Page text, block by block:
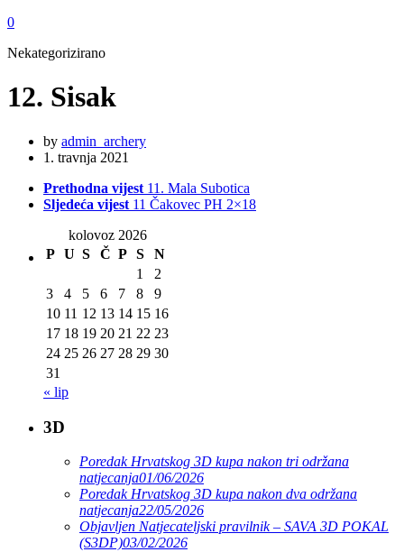
0
Nekategorizirano
12. Sisak
by admin_archery
1. travnja 2021
Prethodna vijest 11. Mala Subotica
Sljedeća vijest 11 Čakovec PH 2×18
kolovoz 2026
P U S Č P S
N
1
2
3
4 5 6 7 8
9
10 11 12 13 14 15 16
17 18 19 20 21 22 23
24 25 26 27 28 29 30
31
« lip
3D
Poredak Hrvatskog 3D kupa nakon tri održana
natjecanja01/06/2026
Poredak Hrvatskog 3D kupa nakon dva održana
natjecanja22/05/2026
Objavljen Natjecateljski pravilnik – SAVA 3D POKAL
(S3DP)03/02/2026